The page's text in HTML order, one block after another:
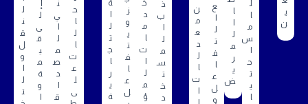
ي
ن
ل
ا
م
س
ا
ح
ت
ي
ا
ا
ا
ل
م
ر
ي
ض
ع
ا
ل
ت
ف
ا
ع
ل
و
ن
م
ع
د
ل
ا
ت
ا
ذ
ب
ا
ل
م
س
ت
خ
د
خ
د
م
ا
ت
ا
ل
م
ؤ
ز
و
ي
ت
ف
ا
ع
ل
ة
ا
ل
ت
ج
ا
ر
ي
ة
ح
ا
ل
ا
ت
ع
ل
ى
ن
ي
ا
ل
م
ص
د
ا
ق
إ
ل
ى
ق
ي
م
ة
و
ا
ل
ن
ق
ل
و
ا
ل
ت